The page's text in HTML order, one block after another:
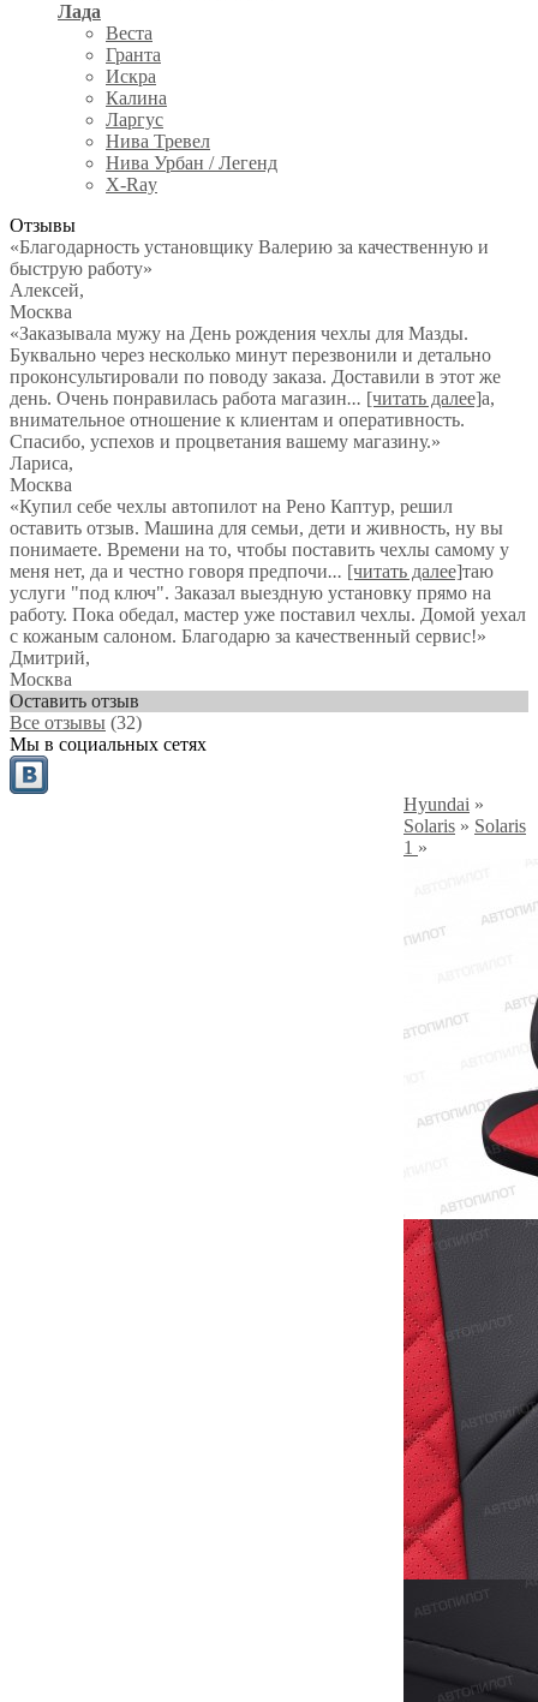
Лада
Веста
Гранта
Искра
Калина
Ларгус
Нива Тревел
Нива Урбан / Легенд
X-Ray
Отзывы
«Благодарность установщику Валерию за качественную и
быструю работу»
Алексей,
Москва
«Заказывала мужу на День рождения чехлы для Мазды.
Буквально через несколько минут перезвонили и детально
проконсультировали по поводу заказа. Доставили в этот же
день. Очень понравилась работа магазин... [читать далее]а,
внимательное отношение к клиентам и оперативность.
Спасибо, успехов и процветания вашему магазину.»
Лариса,
Москва
«Купил себе чехлы автопилот на Рено Каптур, решил
оставить отзыв. Машина для семьи, дети и живность, ну вы
понимаете. Времени на то, чтобы поставить чехлы самому у
меня нет, да и честно говоря предпочи... [читать далее]таю
услуги "под ключ". Заказал выездную установку прямо на
работу. Пока обедал, мастер уже поставил чехлы. Домой уехал
с кожаным салоном. Благодарю за качественный сервис!»
Дмитрий,
Москва
Оставить отзыв
Все отзывы (32)
Мы в социальных сетях
Hyundai »
Solaris » Solaris
1 »